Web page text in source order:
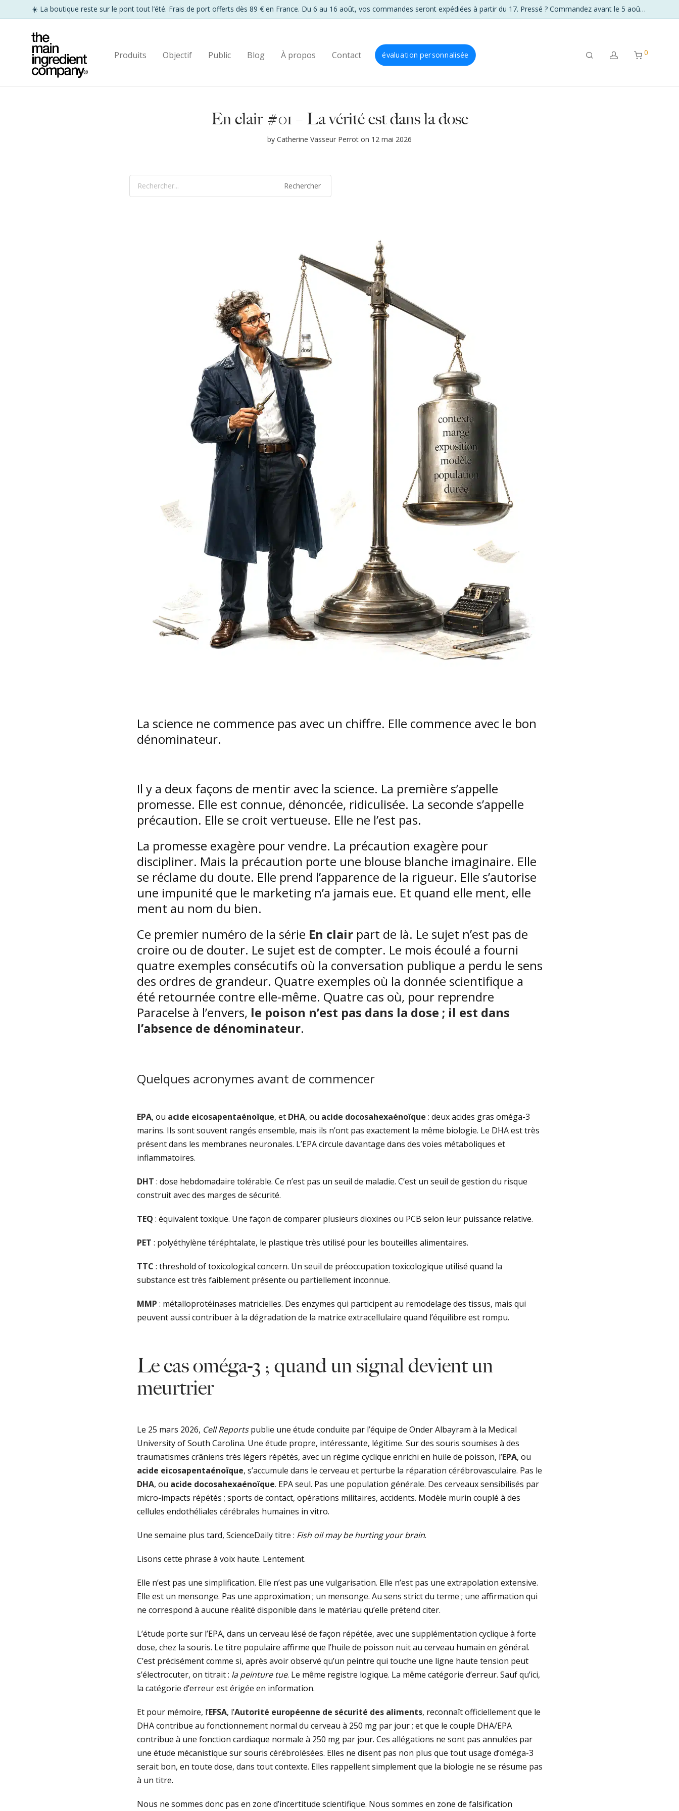
☀️ La boutique reste sur le pont tout l’été. Frais de port offerts dès 89 € en France. Du 6 au 16 août, vos commandes seront expédiées à partir du 17. Pressé ? Commandez avant le 5 août à 23 h 59.
Produits Objectif Public Blog À propos Contact évaluation personnalisée 0
En clair #01 – La vérité est dans la dose
by Catherine Vasseur Perrot on 12 mai 2026
Rechercher
La science ne commence pas avec un chiffre. Elle commence avec le bon
dénominateur.
Il y a deux façons de mentir avec la science. La première s’appelle
promesse. Elle est connue, dénoncée, ridiculisée. La seconde s’appelle
précaution. Elle se croit vertueuse. Elle ne l’est pas.
La promesse exagère pour vendre. La précaution exagère pour
discipliner. Mais la précaution porte une blouse blanche imaginaire. Elle
se réclame du doute. Elle prend l’apparence de la rigueur. Elle s’autorise
une impunité que le marketing n’a jamais eue. Et quand elle ment, elle
ment au nom du bien.
Ce premier numéro de la série En clairpart de là. Le sujet n’est pas de
croire ou de douter. Le sujet est de compter. Le mois écoulé a fourni
quatre exemples consécutifs où la conversation publique a perdu le sens
des ordres de grandeur. Quatre exemples où la donnée scientifique a
été retournée contre elle-même. Quatre cas où, pour reprendre
Paracelse à l’envers, le poison n’est pas dans la dose ; il est dans
l’absence de dénominateur.
Quelques acronymes avant de commencer
EPA, ou acide eicosapentaénoïque, et DHA, ou acide docosahexaénoïque : deux acides gras oméga-3
marins. Ils sont souvent rangés ensemble, mais ils n’ont pas exactement la même biologie. Le DHA est très
présent dans les membranes neuronales. L’EPA circule davantage dans des voies métaboliques et
inflammatoires.
DHT : dose hebdomadaire tolérable. Ce n’est pas un seuil de maladie. C’est un seuil de gestion du risque
construit avec des marges de sécurité.
TEQ : équivalent toxique. Une façon de comparer plusieurs dioxines ou PCB selon leur puissance relative.
PET : polyéthylène téréphtalate, le plastique très utilisé pour les bouteilles alimentaires.
TTC : threshold of toxicological concern. Un seuil de préoccupation toxicologique utilisé quand la
substance est très faiblement présente ou partiellement inconnue.
MMP : métalloprotéinases matricielles. Des enzymes qui participent au remodelage des tissus, mais qui
peuvent aussi contribuer à la dégradation de la matrice extracellulaire quand l’équilibre est rompu.
Le cas oméga-3 ; quand un signal devient un
meurtrier
Le 25 mars 2026, Cell Reportspublie une étude conduite par l’équipe de Onder Albayram à la Medical
University of South Carolina. Une étude propre, intéressante, légitime. Sur des souris soumises à des
traumatismes crâniens très légers répétés, avec un régime cyclique enrichi en huile de poisson, l’EPA, ou
acide eicosapentaénoïque, s’accumule dans le cerveau et perturbe la réparation cérébrovasculaire. Pas le
DHA, ou acide docosahexaénoïque. EPA seul. Pas une population générale. Des cerveaux sensibilisés par
micro-impacts répétés ; sports de contact, opérations militaires, accidents. Modèle murin couplé à des
cellules endothéliales cérébrales humaines in vitro.
Une semaine plus tard, ScienceDaily titre : Fish oil may be hurting your brain.
Lisons cette phrase à voix haute. Lentement.
Elle n’est pas une simplification. Elle n’est pas une vulgarisation. Elle n’est pas une extrapolation extensive.
Elle est un mensonge. Pas une approximation ; un mensonge. Au sens strict du terme ; une affirmation qui
ne correspond à aucune réalité disponible dans le matériau qu’elle prétend citer.
L’étude porte sur l’EPA, dans un cerveau lésé de façon répétée, avec une supplémentation cyclique à forte
dose, chez la souris. Le titre populaire affirme que l’huile de poisson nuit au cerveau humain en général.
C’est précisément comme si, après avoir observé qu’un peintre qui touche une ligne haute tension peut
s’électrocuter, on titrait : la peinture tue. Le même registre logique. La même catégorie d’erreur. Sauf qu’ici,
la catégorie d’erreur est érigée en information.
Et pour mémoire, l’EFSA, l’Autorité européenne de sécurité des aliments, reconnaît officiellement que le
DHA contribue au fonctionnement normal du cerveau à 250 mg par jour ; et que le couple DHA/EPA
contribue à une fonction cardiaque normale à 250 mg par jour. Ces allégations ne sont pas annulées par
une étude mécanistique sur souris cérébrolésées. Elles ne disent pas non plus que tout usage d’oméga-3
serait bon, en toute dose, dans tout contexte. Elles rappellent simplement que la biologie ne se résume pas
à un titre.
Nous ne sommes donc pas en zone d’incertitude scientifique. Nous sommes en zone de falsification